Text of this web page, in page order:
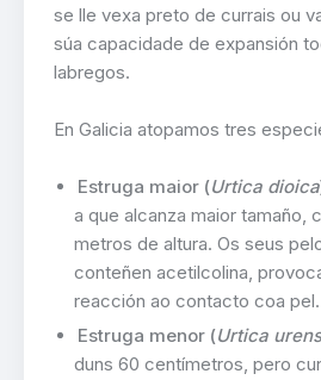
se lle vexa preto de currais ou
súa capacidade de expansión
labregos.
En Galicia atopamos tres
Estruga maior (Urtica dioica
a que alcanza maior tamaño,
metros de altura. Os seus
conteñen acetilcolina,
reacción ao contacto coa pel.
Estruga menor (Urtica
duns 60 centímetros, pero